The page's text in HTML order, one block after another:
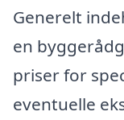
Generelt
en
priser for
eventuelle